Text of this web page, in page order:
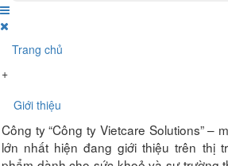
Trang chủ
+
Giới thiệu
Công ty “Công ty Vietcare Solutions” –
lớn nhất hiện đang giới thiệu trên thị